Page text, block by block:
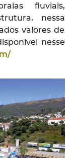
fluviais,
nessa
valores de
nesse